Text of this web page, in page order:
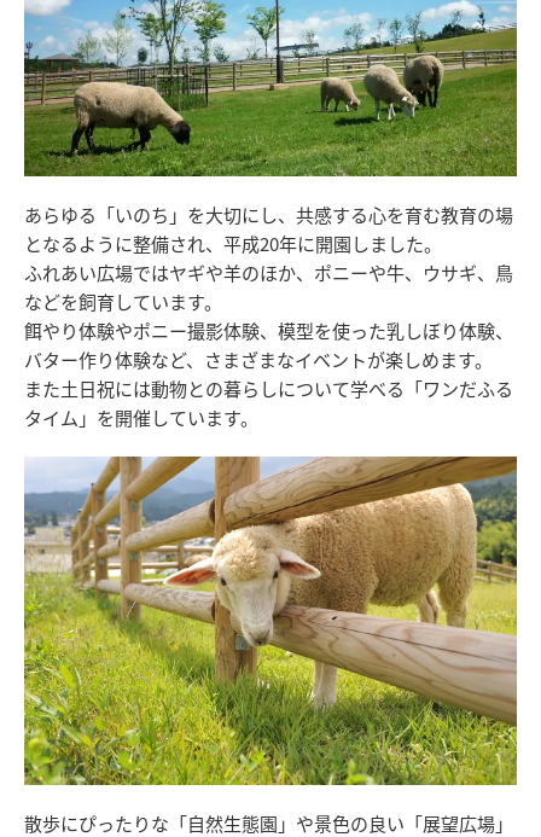
あらゆる「いのち」を大切にし、共感する心を育む教育の場
となるように整備され、平成20年に開園しました。
ふれあい広場ではヤギや羊のほか、ポニーや牛、ウサギ、鳥
などを飼育しています。
餌やり体験やポニー撮影体験、模型を使った乳しぼり体験、
バター作り体験など、さまざまなイベントが楽しめます。
また土日祝には動物との暮らしについて学べる「ワンだふる
タイム」を開催しています。
散歩にぴったりな「自然生態園」や景色の良い「展望広場」